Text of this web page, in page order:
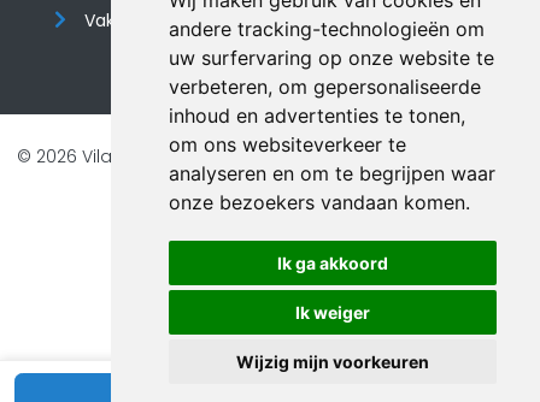
andere tracking-technologieën om
uw surfervaring op onze website te
verbeteren, om gepersonaliseerde
inhoud en advertenties te tonen,
om ons websiteverkeer te
analyseren en om te begrijpen waar
onze bezoekers vandaan komen.
Ik ga akkoord
Ik weiger
Wijzig mijn voorkeuren
Vakantiehuis website
© 2026 Vilando Vakantiehuizen |Website door FalcoTravel
Veilig online betalen met